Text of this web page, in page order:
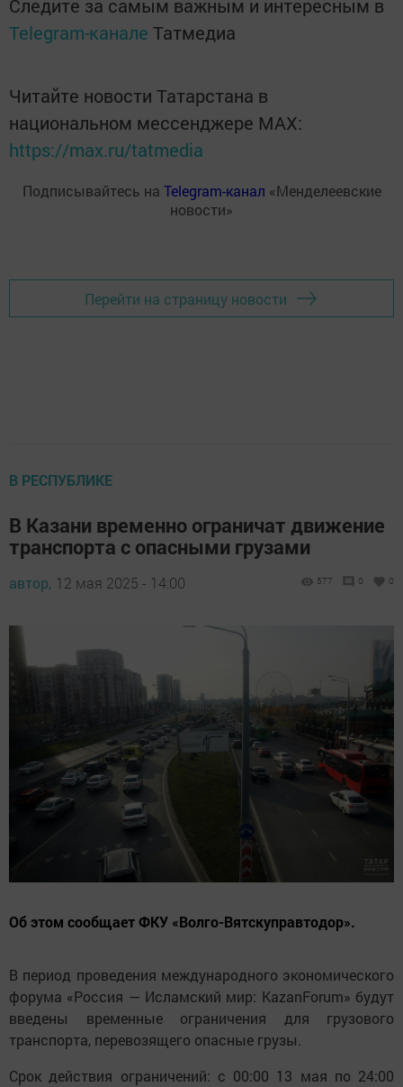
Следите за самым важным и интересным в
Telegram-канале Татмедиа
Читайте новости Татарстана в
национальном мессенджере MАХ:
https://max.ru/tatmedia
Подписывайтесь на Telegram-канал «Менделеевские
новости»
Перейти на страницу новости
В РЕСПУБЛИКЕ
В Казани временно ограничат движение
транспорта с опасными грузами
автор, 12 мая 2025 - 14:00 577 0 0
Об этом сообщает ФКУ «Волго-Вятскуправтодор».
В период проведения международного экономического
форума «Россия — Исламский мир: KazanForum» будут
введены временные ограничения для грузового
транспорта, перевозящего опасные грузы.
Срок действия ограничений: с 00:00 13 мая по 24:00